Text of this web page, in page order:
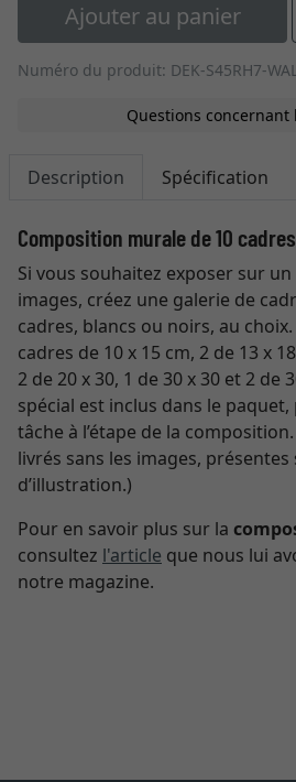
Ajouter au panier
Numéro du produit: DEK-S45RH7-
Questions
Description Spécification
Composition murale de 10
Si vous souhaitez exposer sur
images, créez une galerie de
cadres, blancs ou noirs, au
cadres de 10 x 15 cm, 2 de 13 x
2 de 20 x 30, 1 de 30 x 30 et 2 de
spécial est inclus dans le
tâche à l’étape de la
livrés sans les images,
d’illustration.)
Pour en savoir plus sur la
consultez l'article que nous lui
notre magazine.